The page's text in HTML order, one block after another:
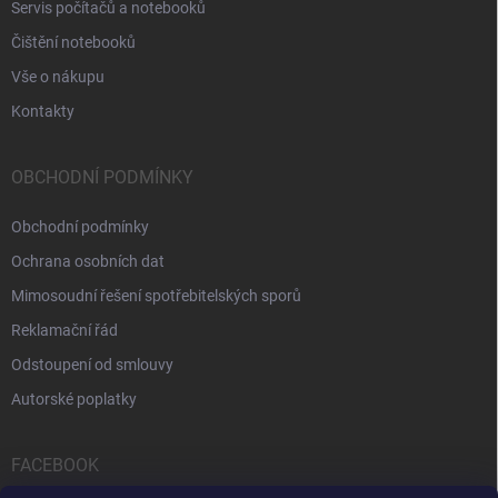
Servis počítačů a notebooků
Čištění notebooků
Vše o nákupu
Kontakty
OBCHODNÍ PODMÍNKY
Obchodní podmínky
Ochrana osobních dat
Mimosoudní řešení spotřebitelských sporů
Reklamační řád
Odstoupení od smlouvy
Autorské poplatky
FACEBOOK